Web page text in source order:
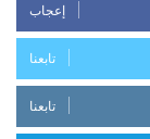
إعجاب
تابعنا
تابعنا